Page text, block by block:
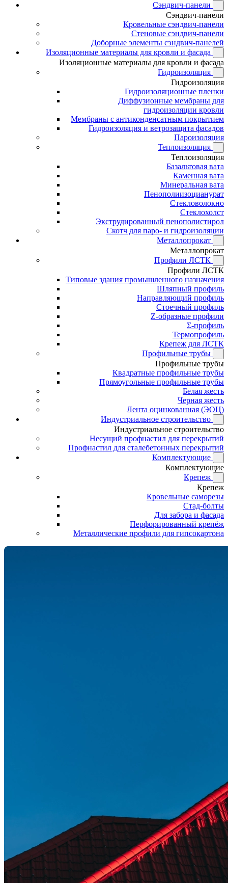
Сэндвич-панели
Сэндвич-панели
Кровельные сэндвич-панели
Стеновые сэндвич-панели
Доборные элементы сэндвич-панелей
Изоляционные материалы для кровли и фасада
Изоляционные материалы для кровли и фасада
Гидроизоляция
Гидроизоляция
Гидроизоляционные пленки
Диффузионные мембраны для
гидроизоляции кровли
Мембраны с антиконденсатным покрытием
Гидроизоляция и ветрозащита фасадов
Пароизоляция
Теплоизоляция
Теплоизоляция
Базальтовая вата
Каменная вата
Минеральная вата
Пенополиизоцианурат
Стекловолокно
Стеклохолст
Экструдированный пенополистирол
Скотч для паро- и гидроизоляции
Металлопрокат
Металлопрокат
Профили ЛСТК
Профили ЛСТК
Типовые здания промышленного назначения
Шляпный профиль
Направляющий профиль
Стоечный профиль
Z-образные профили
Σ-профиль
Термопрофиль
Крепеж для ЛСТК
Профильные трубы
Профильные трубы
Квадратные профильные трубы
Прямоугольные профильные трубы
Белая жесть
Черная жесть
Лента оцинкованная (ЭОЦ)
Индустриальное строительство
Индустриальное строительство
Несущий профнастил для перекрытий
Профнастил для сталебетонных перекрытий
Комплектующие
Комплектующие
Крепеж
Крепеж
Кровельные саморезы
Стад-болты
Для забора и фасада
Перфорированный крепёж
Металлические профили для гипсокартона